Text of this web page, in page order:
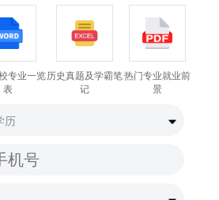
专业一览
表
历史真题及学霸笔
记
热门专业就业前
景